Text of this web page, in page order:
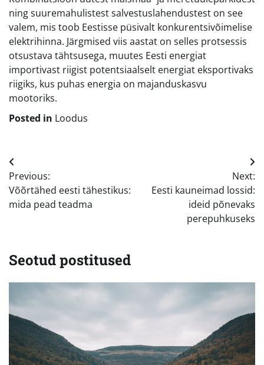
ning suuremahulistest salvestuslahendustest on see
valem, mis toob Eestisse püsivalt konkurentsivõimelise
elektrihinna. Järgmised viis aastat on selles protsessis
otsustava tähtsusega, muutes Eesti energiat
importivast riigist potentsiaalselt energiat eksportivaks
riigiks, kus puhas energia on majanduskasvu
mootoriks.
Posted in Loodus
Navigeerimine
Previous:
Võõrtähed eesti tähestikus:
mida pead teadma
Next:
Eesti kauneimad lossid:
ideid põnevaks
perepuhkuseks
Seotud postitused